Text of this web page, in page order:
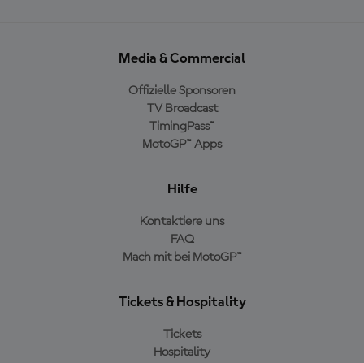
Media & Commercial
Offizielle Sponsoren
TV Broadcast
TimingPass™
MotoGP™ Apps
Hilfe
Kontaktiere uns
FAQ
Mach mit bei MotoGP™
Tickets & Hospitality
Tickets
Hospitality